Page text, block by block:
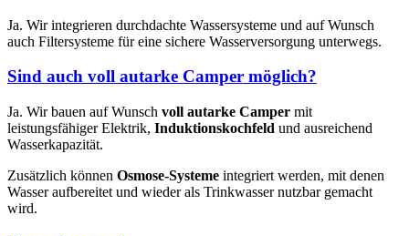
Ja. Wir integrieren durchdachte Wassersysteme und auf Wunsch
auch Filtersysteme für eine sichere Wasserversorgung unterwegs.
Sind auch voll autarke Camper möglich?
Ja. Wir bauen auf Wunsch voll autarke Camper mit
leistungsfähiger Elektrik, Induktionskochfeld und ausreichend
Wasserkapazität.
Zusätzlich können Osmose-Systeme integriert werden, mit denen
Wasser aufbereitet und wieder als Trinkwasser nutzbar gemacht
wird.